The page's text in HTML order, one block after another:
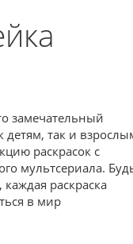
замечательный
детям, так и
раскрасок с
мультсериала.
раскраска
в мир